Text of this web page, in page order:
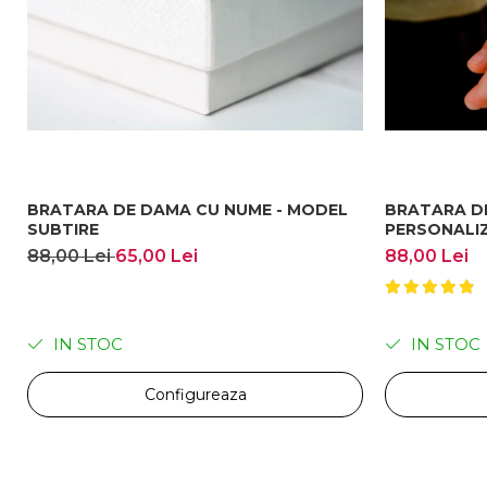
Personalizare:
Poți personaliza culorile și dimensiunile brățării pentru a se potrivi
BRATARA DE DAMA CU NUME - MODEL
SUBTIRE
88,00 Lei65,00 Lei
IN STOC
Configureaza
BRATARA
88,00 Lei
IN STOC